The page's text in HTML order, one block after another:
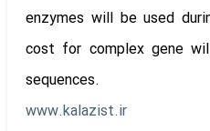
enzymes will be used
cost for complex gene
sequences.
www.kalazist.ir